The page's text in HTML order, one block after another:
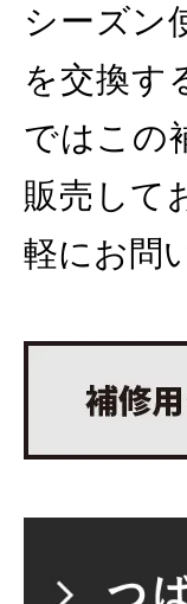
シーズン
を交換す
ではこの
販売して
軽にお問